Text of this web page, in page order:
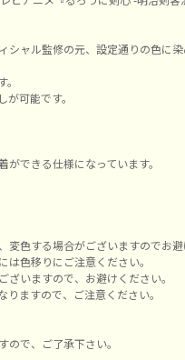
ャル監修の元、設定通りの色に染
可能です。
できる仕様になっています。
色する場合がございますのでお避
色移りにご注意ください。
いますので、お避けください。
ますので、ご注意ください。
で、ご了承下さい。